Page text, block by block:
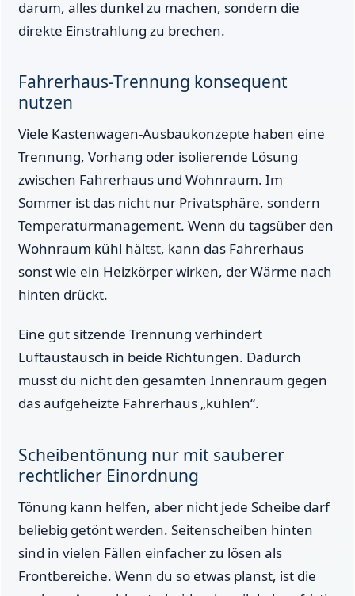
darum, alles dunkel zu machen, sondern die
direkte Einstrahlung zu brechen.
Fahrerhaus-Trennung konsequent
nutzen
Viele Kastenwagen-Ausbaukonzepte haben eine
Trennung, Vorhang oder isolierende Lösung
zwischen Fahrerhaus und Wohnraum. Im
Sommer ist das nicht nur Privatsphäre, sondern
Temperaturmanagement. Wenn du tagsüber den
Wohnraum kühl hältst, kann das Fahrerhaus
sonst wie ein Heizkörper wirken, der Wärme nach
hinten drückt.
Eine gut sitzende Trennung verhindert
Luftaustausch in beide Richtungen. Dadurch
musst du nicht den gesamten Innenraum gegen
das aufgeheizte Fahrerhaus „kühlen“.
Scheibentönung nur mit sauberer
rechtlicher Einordnung
Tönung kann helfen, aber nicht jede Scheibe darf
beliebig getönt werden. Seitenscheiben hinten
sind in vielen Fällen einfacher zu lösen als
Frontbereiche. Wenn du so etwas planst, ist die